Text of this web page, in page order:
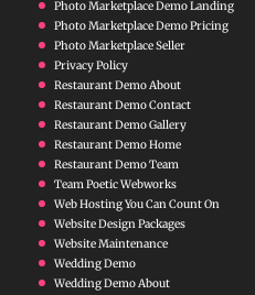
Photo Marketplace Demo Landing
Photo Marketplace Demo Pricing
Photo Marketplace Seller
Privacy Policy
Restaurant Demo About
Restaurant Demo Contact
Restaurant Demo Gallery
Restaurant Demo Home
Restaurant Demo Team
Team Poetic Webworks
Web Hosting You Can Count On
Website Design Packages
Website Maintenance
Wedding Demo
Wedding Demo About